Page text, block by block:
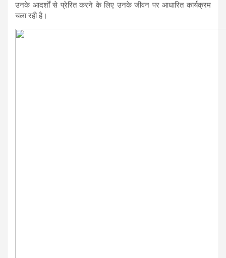
उनके आदर्शों से प्रेरित करने के लिए उनके जीवन पर आधारित कार्यक्रम
चला रही है।